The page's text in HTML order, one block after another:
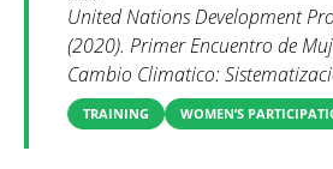
United Nations Development
(2020). Primer Encuentro de
Cambio Climatico:
TRAINING WOMEN’S